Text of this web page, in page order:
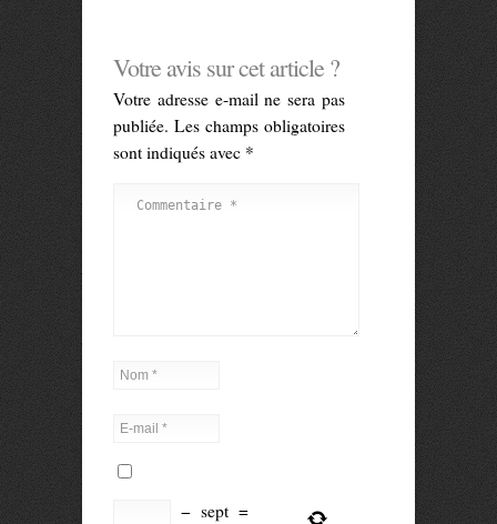
Votre avis sur cet article ?
Votre adresse e-mail ne sera pas
publiée. Les champs obligatoires
sont indiqués avec *
− sept =